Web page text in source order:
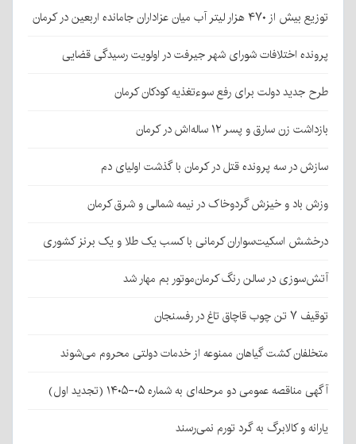
توزیع بیش از ۴۷۰ هزار لیتر آب میان عزاداران جامانده اربعین در کرمان
پرونده اختلافات شورای شهر جیرفت در اولویت رسیدگی قضایی
طرح جدید دولت برای رفع سوءتغذیه کودکان کرمان
بازداشت زن سارق و پسر ۱۲ ساله‌اش در کرمان
سازش در سه پرونده قتل در کرمان با گذشت اولیای دم
وزش باد و خیزش گردوخاک در نیمه شمالی و شرق کرمان
درخشش اسکیت‌سواران کرمانی با کسب یک طلا و یک برنز کشوری
آتش‌سوزی در سالن رنگ کرمان‌موتور بم مهار شد
توقیف ۷ تن چوب قاچاق تاغ در رفسنجان
متخلفان کشت گیاهان ممنوعه از خدمات دولتی محروم می‌شوند
آگهی مناقصه عمومی دو مرحله‌ای به شماره ۰۵-۱۴۰۵ (تجدید اول)
یارانه و کالابرگ به گرد تورم نمی‌رسند